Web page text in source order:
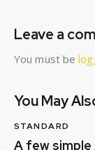
Leave a
You must be
You May
STANDARD
A few